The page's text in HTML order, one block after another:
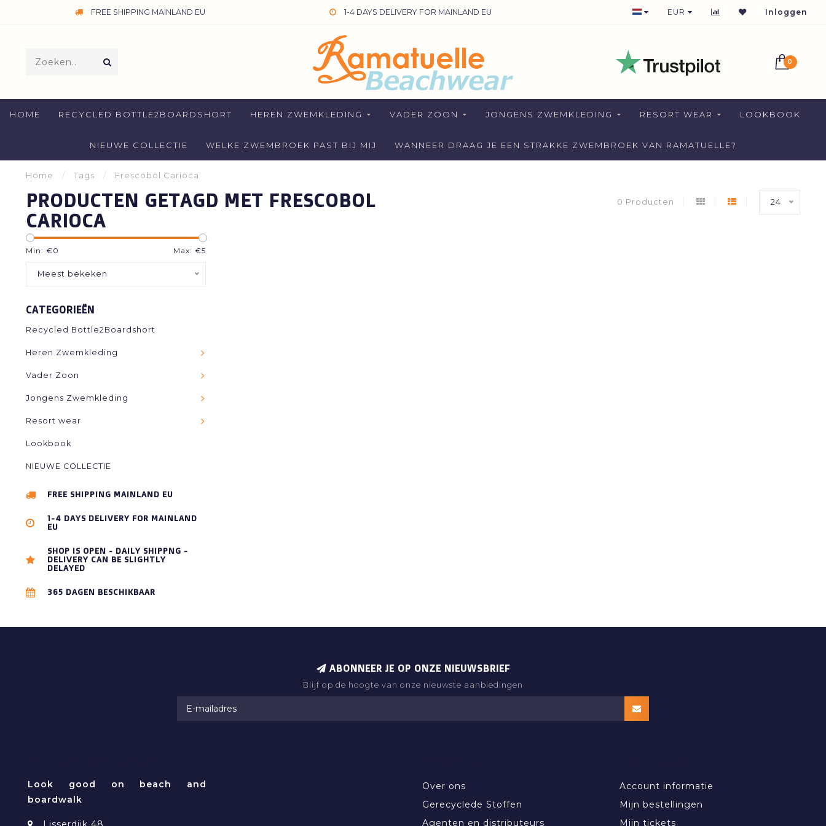
FREE SHIPPING MAINLAND EU 1-4 DAYS DELIVERY FOR MAINLAND EU 1-2 DAYS DELIVERY FOR NETHERLANDS
EUR Inloggen
0
HOME RECYCLED BOTTLE2BOARDSHORT HEREN ZWEMKLEDING VADER ZOON JONGENS ZWEMKLEDING RESORT WEAR LOOKBOOK
NIEUWE COLLECTIE WELKE ZWEMBROEK PAST BIJ MIJ WANNEER DRAAG JE EEN STRAKKE ZWEMBROEK VAN RAMATUELLE?
Home / Tags / Frescobol Carioca
PRODUCTEN GETAGD MET FRESCOBOL
CARIOCA
0 Producten 24
Min: €0 Max: €5
Meest bekeken
CATEGORIEËN
Recycled Bottle2Boardshort
Heren Zwemkleding
Vader Zoon
Jongens Zwemkleding
Resort wear
Lookbook
NIEUWE COLLECTIE
FREE SHIPPING MAINLAND EU
1-4 DAYS DELIVERY FOR MAINLAND
EU
SHOP IS OPEN - DAILY SHIPPNG -
DELIVERY CAN BE SLIGHTLY
DELAYED
365 DAGEN BESCHIKBAAR
ABONNEER JE OP ONZE NIEUWSBRIEF
Blijf op de hoogte van onze nieuwste aanbiedingen
Look good on beach and
boardwalk
Over ons
Gerecyclede Stoffen
Agenten en distributeurs
Account informatie
Mijn bestellingen
Mijn tickets